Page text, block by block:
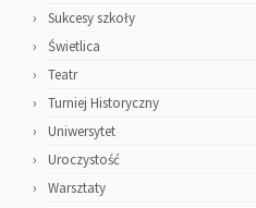
Sukcesy szkoły
Świetlica
Teatr
Turniej Historyczny
Uniwersytet
Uroczystość
Warsztaty